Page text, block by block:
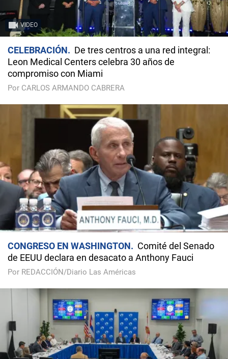
VIDEO
CELEBRACIÓN
De tres centros a una red integral:
Leon Medical Centers celebra 30 años de
compromiso con Miami
Por CARLOS ARMANDO CABRERA
CONGRESO EN WASHINGTON
Comité del Senado
de EEUU declara en desacato a Anthony Fauci
Por REDACCIÓN/Diario Las Américas